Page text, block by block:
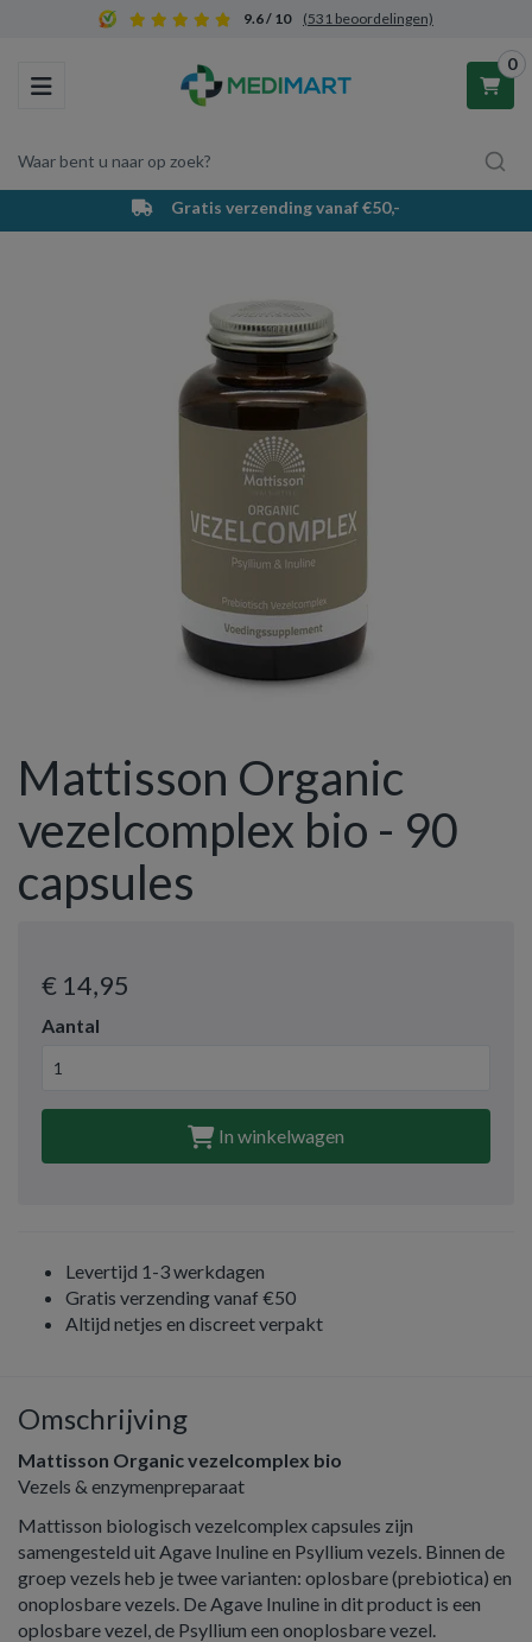
9.6 / 10 (531 beoordelingen)
Toggle navigation
Waar bent u naar op zoek?
0
Winkelwagen
Uw winkelwagen is leeg.
Vul hem met producten.
Gratis verzending vanaf €50,-
Mattisson Organic
vezelcomplex bio - 90
capsules
€ 14,95
Aantal
In winkelwagen
Levertijd 1-3 werkdagen
Gratis verzending vanaf €50
Altijd netjes en discreet verpakt
Omschrijving
Mattisson Organic vezelcomplex bio
Vezels & enzymenpreparaat
Mattisson biologisch vezelcomplex capsules zijn
samengesteld uit Agave Inuline en Psyllium vezels. Binnen de
groep vezels heb je twee varianten: oplosbare (prebiotica) en
onoplosbare vezels. De Agave Inuline in dit product is een
oplosbare vezel, de Psyllium een onoplosbare vezel.